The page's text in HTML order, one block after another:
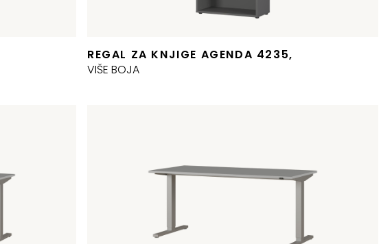
REGAL ZA KNJIGE AGENDA 4235,
VIŠE BOJA